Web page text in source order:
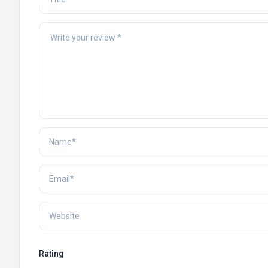
Rating